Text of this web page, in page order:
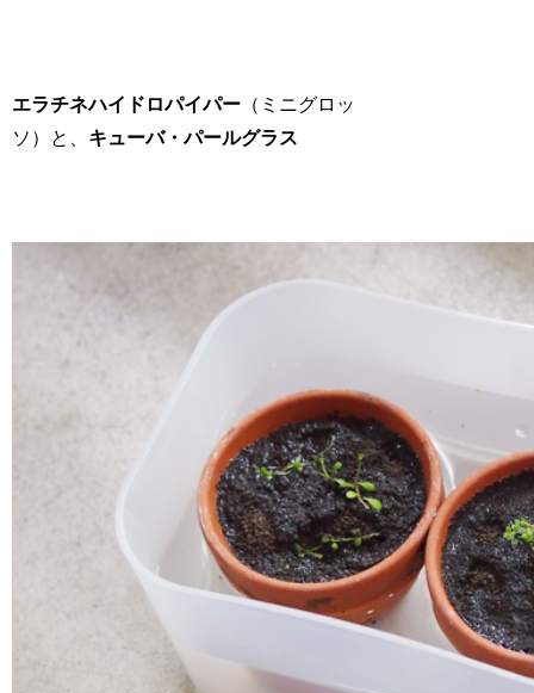
エラチネハイドロパイパー （ミニグロッ
ソ）と、 キューバ・パールグラス